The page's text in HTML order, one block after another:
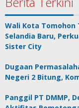
Wali Kota Tomohon
Selandia Baru,
Sister City
Dugaan
Negeri 2 Bitung,
Panggil PT DMMP,